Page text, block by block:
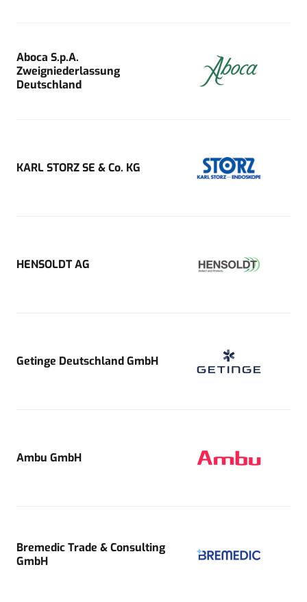
Aboca S.p.A.
Zweigniederlassung
Deutschland
KARL STORZ SE & Co. KG
HENSOLDT AG
Getinge Deutschland GmbH
Ambu GmbH
Bremedic Trade & Consulting
GmbH